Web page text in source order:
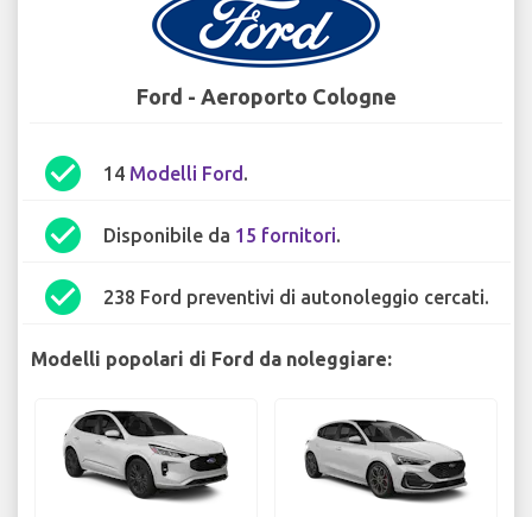
Ford - Aeroporto Cologne
check_circle 14 Modelli Ford.
check_circle Disponibile da 15 fornitori.
check_circle 238 Ford preventivi di autonoleggio cercati.
Modelli popolari di Ford da noleggiare: